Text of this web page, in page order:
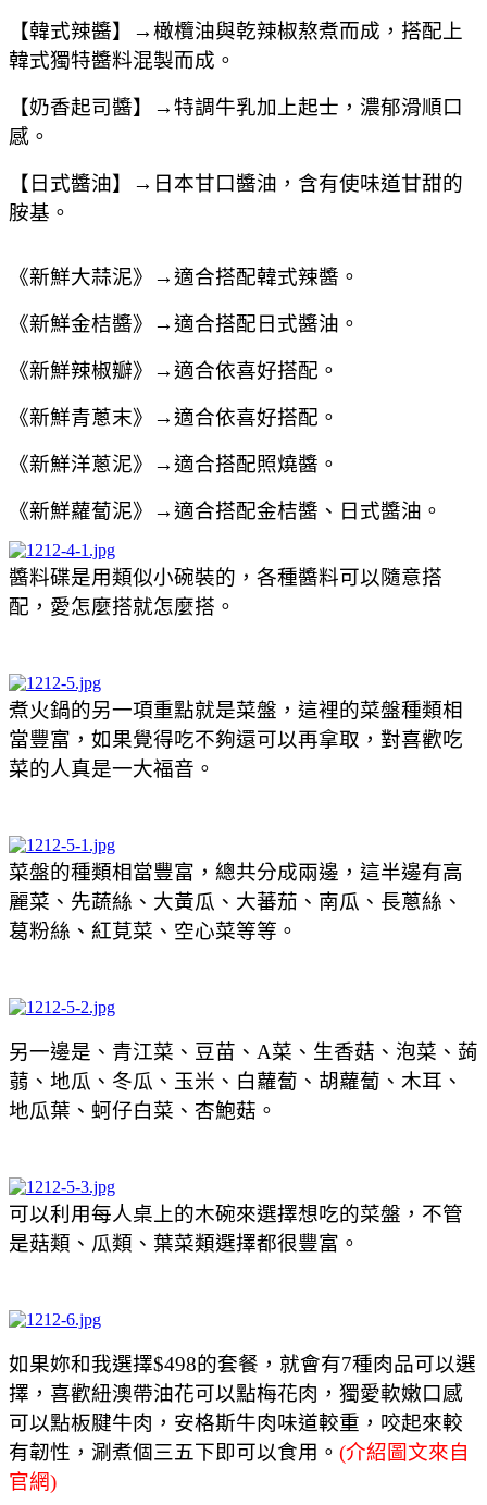
【韓式辣醬】 →橄欖油與乾辣椒熬煮而成，搭配上
韓式獨特醬料混製而成。
【奶香起司醬】 →特調牛乳加上起士，濃郁滑順口
感。
【日式醬油】
→日本甘口醬油，含有使味道甘甜的
胺基。
《新鮮大蒜泥》 →適合搭配韓式辣醬。
《新鮮金桔醬》 →適合搭配日式醬油。
《新鮮辣椒瓣》 →適合依喜好搭配。
《新鮮青蔥末》 →適合依喜好搭配。
《新鮮洋蔥泥》 →適合搭配照燒醬。
《新鮮蘿蔔泥》 →適合搭配金桔醬、日式醬油。
醬料碟是用類似小碗裝的，各種醬料可以隨意搭
配，愛怎麼搭就怎麼搭。
煮火鍋的另一項重點就是菜盤，這裡的菜盤種類相
當豐富，如果覺得吃不夠還可以再拿取，對喜歡吃
菜的人真是一大福音。
菜盤的種類相當豐富，總共分成兩邊，這半邊有高
麗菜、先蔬絲、大黃瓜、大蕃茄、南瓜、長蔥絲、
葛粉絲、紅莧菜、空心菜等等。
另一邊是、青江菜、豆苗、A菜、生香菇、泡菜、蒟
蒻、地瓜、冬瓜、玉米、白蘿蔔、胡蘿蔔、木耳、
地瓜葉、蚵仔白菜、杏鮑菇。
可以利用每人桌上的木碗來選擇想吃的菜盤，不管
是菇類、瓜類、葉菜類選擇都很豐富。
如果妳和我選擇$498的套餐，就會有7種肉品可以選
擇，喜歡紐澳帶油花可以點梅花肉，獨愛軟嫩口感
可以點板腱牛肉，安格斯牛肉味道較重，咬起來較
有韌性，涮煮個三五下即可以食用。 (介紹圖文來自
官網)